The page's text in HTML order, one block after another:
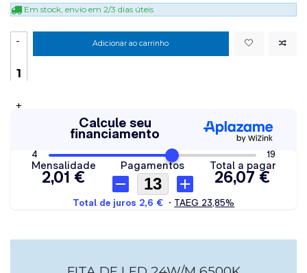
Em stock, envio em 2/3 dias úteis
-
+
Adicionar ao carrinho